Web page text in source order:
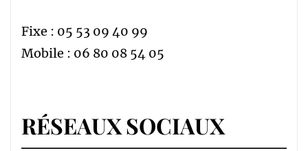
Fixe : 05 53 09 40 99
Mobile : 06 80 08 54 05
RÉSEAUX SOCIAUX